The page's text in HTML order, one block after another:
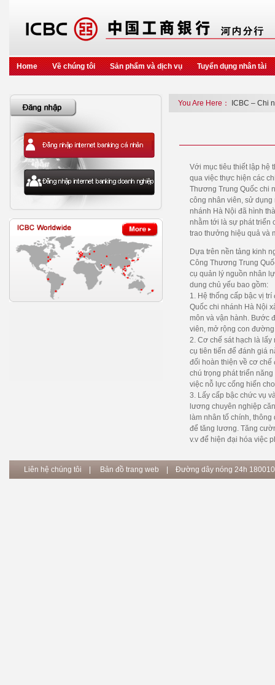
Home Về chúng tôi Sản phẩm và dịch vụ Tuyển dụng nhân tài
You Are Here： ICBC – Chi
Với mục tiêu thiết lập hệ
qua việc thực hiện các
Thương Trung Quốc chi
công nhân viên, sử
nhánh Hà Nội đã hình
nhằm tới là sự phát triển
trao thưởng hiệu quả và
Dựa trên nền tảng kinh
Công Thương Trung
cụ quản lý nguồn nhân
dung chủ yếu bao gồm:
1. Hệ thống cấp bậc vị
Quốc chi nhánh Hà Nội
môn và vận hành. Bước
viên, mở rộng con
2. Cơ chế sát hạch là
cụ tiên tiến để đánh giá
đối hoàn thiện về cơ chế
chú trọng phát triển
việc nỗ lực cống hiến
3. Lấy cấp bậc chức vụ
lương chuyên nghiệp
làm nhân tố chính,
để tăng lương. Tăng
v.v để hiện đại hóa việc
Liên hệ chúng tôi Bản đồ trang web | Đường dây nóng 24h